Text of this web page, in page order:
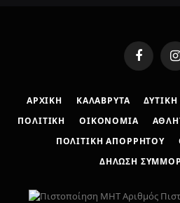
Facebook
ΑΡΧΙΚΉ ΚΑΛΆΒΡΥΤΑ
ΠΟΛΙΤΙΚΉ ΟΙΚΟΝΟΜΊΑ
ΠΟΛΙΤΙΚΉ ΑΠΟΡΡΉΤΟΥ
ΔΉΛΩΣΗ
Αριθμός